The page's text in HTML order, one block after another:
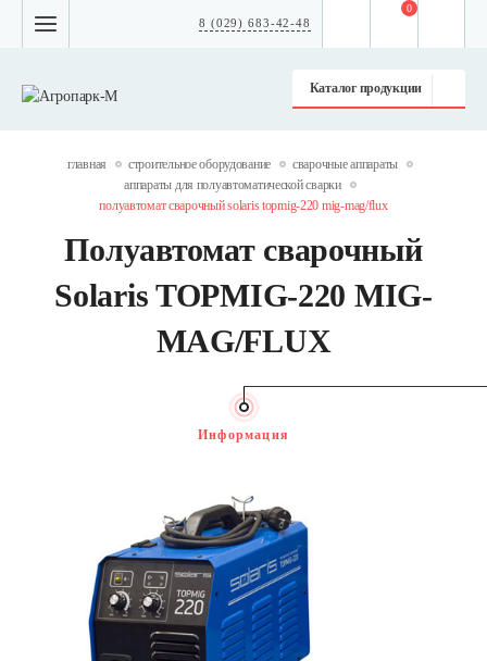
8 (029) 683-42-48
Каталог продукции
0
главная строительное оборудование
сварочные аппараты
аппараты для полуавтоматической сварки
полуавтомат сварочный solaris topmig-220 mig-mag/flux
Полуавтомат сварочный
Solaris TOPMIG-220 MIG-
MAG/FLUX
Информация